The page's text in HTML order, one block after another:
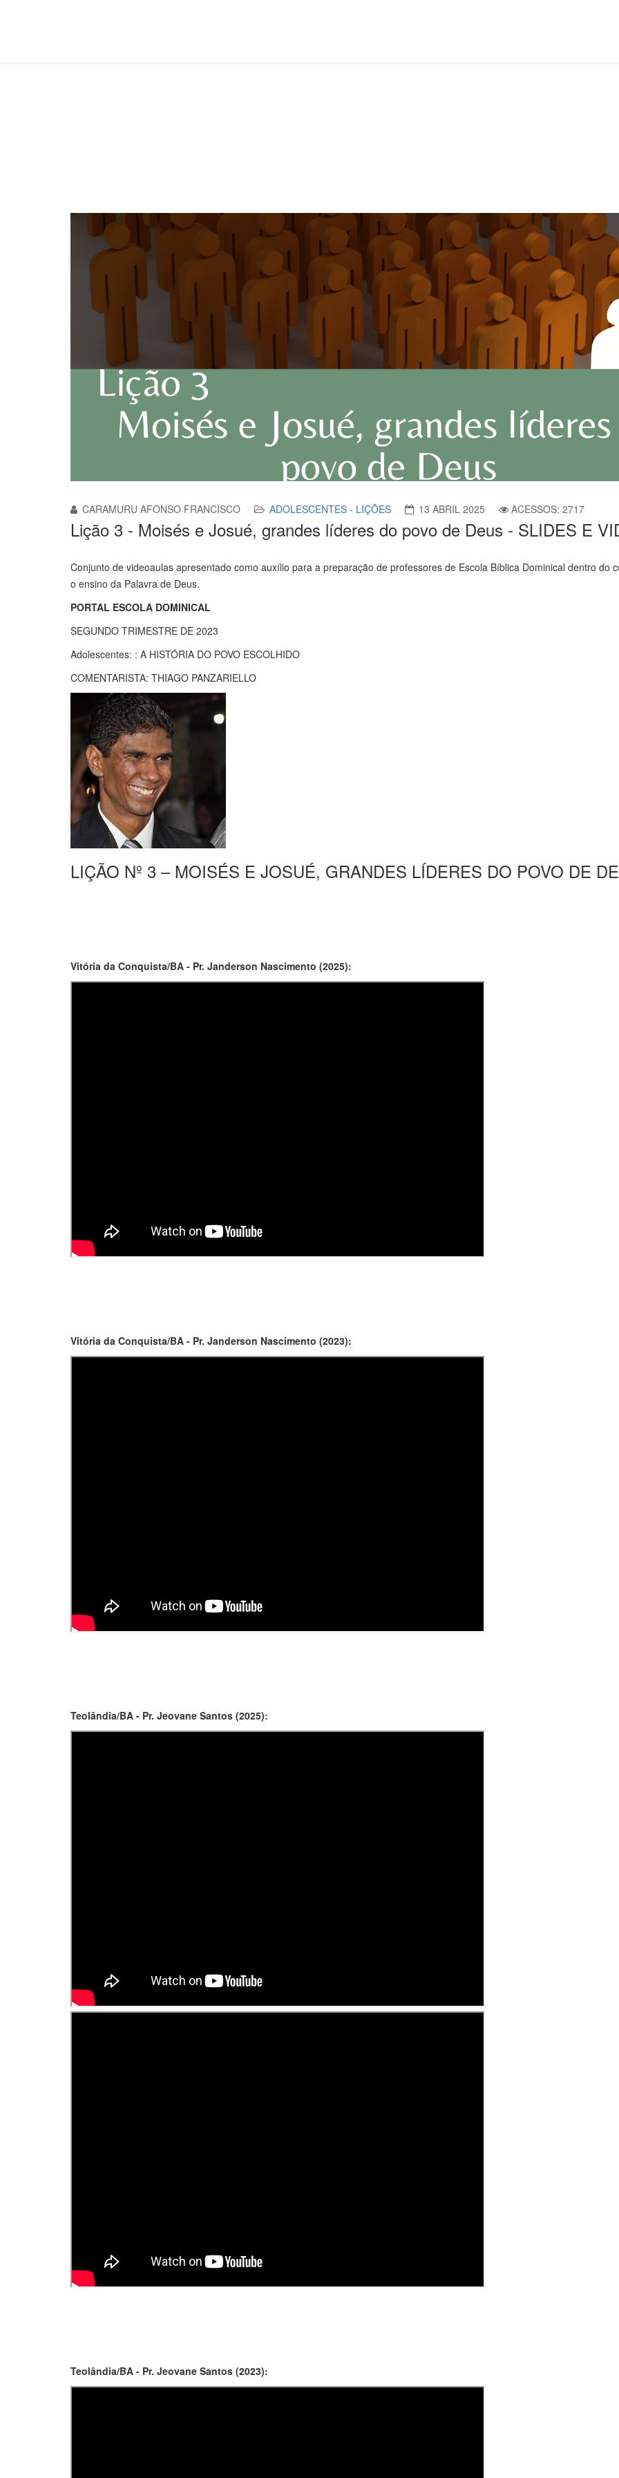
CARAMURU AFONSO FRANCISCO ADOLESCENTES - LIÇÕES 13 ABRIL 2025 ACESSOS: 2717
Lição 3 - Moisés e Josué, grandes líderes do povo de Deus - SLIDES E
Conjunto de videoaulas apresentado como auxílio para a preparação de professores de Escola Bíblica Dominical dentro do
o ensino da Palavra de Deus.
PORTAL ESCOLA DOMINICAL
SEGUNDO TRIMESTRE DE 2023
Adolescentes: : A HISTÓRIA DO POVO ESCOLHIDO
COMENTARISTA: THIAGO PANZARIELLO
LIÇÃO Nº 3 – MOISÉS E JOSUÉ, GRANDES LÍDERES DO POVO DE
Vitória da Conquista/BA - Pr. Janderson Nascimento (2025):
Vitória da Conquista/BA - Pr. Janderson Nascimento (2023):
Teolândia/BA - Pr. Jeovane Santos (2025):
Teolândia/BA - Pr. Jeovane Santos (2023):